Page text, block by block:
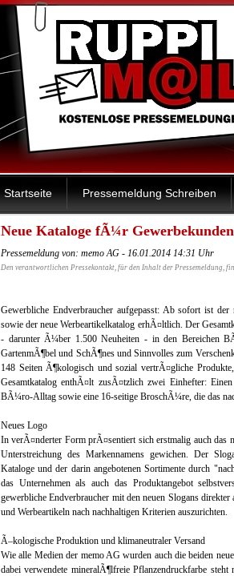
Startseite Pressemeldung Schreiben
Neue Kataloge fÃ¼r Gewerbekunden
Pressemeldung von: memo AG - 16.01.2014 14:31 Uhr
Den verantwortlichen Pressekontakt, für den Inhalt der Pressemeldung,
Gewerbliche Endverbraucher aufgepasst: Ab sofort ist
sowie der neue Werbeartikelkatalog erhÃ¤ltlich. Der
- darunter Ã¼ber 1.500 Neuheiten - in den Bereichen
GartenmÃ¶bel und SchÃ¶nes und Sinnvolles zum
148 Seiten Ã¶kologisch und sozial vertrÃ¤gliche
Gesamtkatalog enthÃ¤lt zusÃ¤tzlich zwei Einhefter:
BÃ¼ro-Alltag sowie eine 16-seitige BroschÃ¼re, die das
Neues Logo
In verÃ¤nderter Form prÃ¤sentiert sich erstmalig auch das
Unterstreichung des Markennamens gewichen. Der
Kataloge und der darin angebotenen Sortimente durch
das Unternehmen als auch das Produktangebot
gewerbliche Endverbraucher mit den neuen Slogans
und Werbeartikeln nach nachhaltigen Kriterien auszurichten.
Ã–kologische Produktion und klimaneutraler Versand
Wie alle Medien der memo AG wurden auch die beiden
dabei verwendete mineralÃ¶lfreie Pflanzendruckfarbe